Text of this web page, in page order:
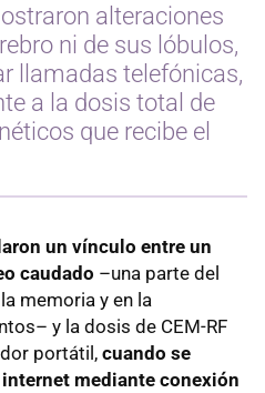
alteraciones
ni de sus lóbulos,
llamadas telefónicas,
a la dosis total de
que recibe el
un vínculo entre un
caudado –una parte del
memoria y en la
y la dosis de CEM-RF
portátil, cuando se
mediante conexión